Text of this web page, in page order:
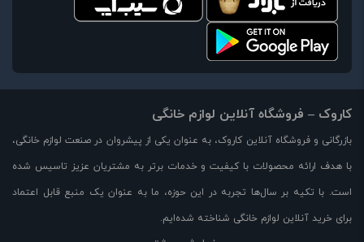
کاروک – فروشگاه آنلاین لوازم خانگی
بازرگانی و فروشگاه آنلاین کاروک، به عنوان یکی از پیشروان در صنعت لوازم خانگی،
با هدف ارائه محصولات با کیفیت و خدمات برتر به مشتریان عزیز تاسیس شده
است. با تکیه بر سال‌ها تجربه در این حوزه، ما به عنوان یک منبع قابل اعتماد
برای خرید آنلاین لوازم خانگی شناخته شده‌ایم.